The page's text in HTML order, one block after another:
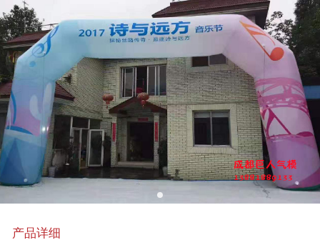
产品详细